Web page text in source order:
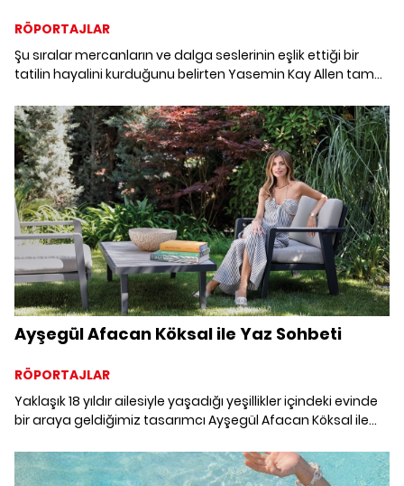
RÖPORTAJLAR
Şu sıralar mercanların ve dalga seslerinin eşlik ettiği bir
tatilin hayalini kurduğunu belirten Yasemin Kay Allen tam
çekimimizden yaz tatili tadındaki karelerle sizi baş başa
bırakıyoruz.
Ayşegül Afacan Köksal ile Yaz Sohbeti
RÖPORTAJLAR
Yaklaşık 18 yıldır ailesiyle yaşadığı yeşillikler içindeki evinde
bir araya geldiğimiz tasarımcı Ayşegül Afacan Köksal ile